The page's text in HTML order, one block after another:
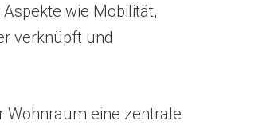
wie Mobilität,
verknüpft und
Wohnraum eine zentrale